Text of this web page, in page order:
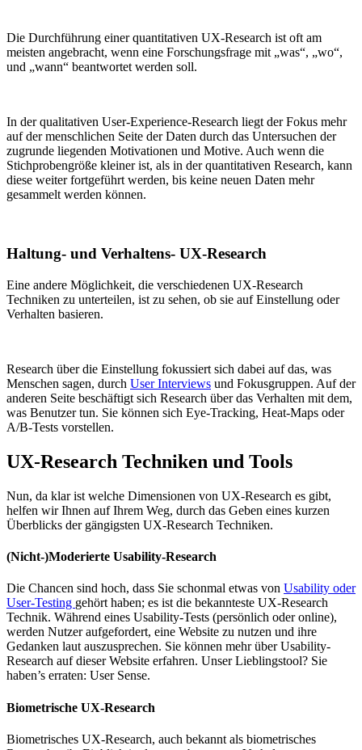
Die Durchführung einer quantitativen UX-Research ist oft am
meisten angebracht, wenn eine Forschungsfrage mit „was“, „wo“,
und „wann“ beantwortet werden soll.
In der qualitativen User-Experience-Research liegt der Fokus mehr
auf der menschlichen Seite der Daten durch das Untersuchen der
zugrunde liegenden Motivationen und Motive. Auch wenn die
Stichprobengröße kleiner ist, als in der quantitativen Research, kann
diese weiter fortgeführt werden, bis keine neuen Daten mehr
gesammelt werden können.
Haltung- und Verhaltens- UX-Research
Eine andere Möglichkeit, die verschiedenen UX-Research
Techniken zu unterteilen, ist zu sehen, ob sie auf Einstellung oder
Verhalten basieren.
Research über die Einstellung fokussiert sich dabei auf das, was
Menschen sagen, durch User Interviews und Fokusgruppen. Auf der
anderen Seite beschäftigt sich Research über das Verhalten mit dem,
was Benutzer tun. Sie können sich Eye-Tracking, Heat-Maps oder
A/B-Tests vorstellen.
UX-Research Techniken und Tools
Nun, da klar ist welche Dimensionen von UX-Research es gibt,
helfen wir Ihnen auf Ihrem Weg, durch das Geben eines kurzen
Überblicks der gängigsten UX-Research Techniken.
(Nicht-)Moderierte Usability-Research
Die Chancen sind hoch, dass Sie schonmal etwas von Usability oder
User-Testing gehört haben; es ist die bekannteste UX-Research
Technik. Während eines Usability-Tests (persönlich oder online),
werden Nutzer aufgefordert, eine Website zu nutzen und ihre
Gedanken laut auszusprechen. Sie können mehr über Usability-
Research auf dieser Website erfahren. Unser Lieblingstool? Sie
haben’s erraten: User Sense.
Biometrische UX-Research
Biometrisches UX-Research, auch bekannt als biometrisches